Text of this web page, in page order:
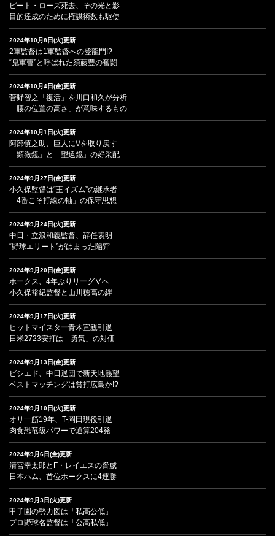
ピート・ローズ死去、その光と影
目的達成のために権謀術数も駆使
2024年10月8日(火)更新
2軍監督は1軍監督への登龍門!?
“鬼軍曹”と呼ばれた須藤豊の奮闘
2024年10月4日(金)更新
菅野智之「復活」を川口和久が分析
「腰の位置の高さ」が意味するもの
2024年10月1日(火)更新
阿部慎之助、巨人にVを取り戻す
「顕微鏡」と「望遠鏡」の好采配
2024年9月27日(金)更新
小久保監督は“王イズム”の継承者
「4番こそ打線の軸」の保守思想
2024年9月24日(火)更新
中日・立浪和義監督、辞任表明
“野球エリート”がはまった陥穽
2024年9月20日(金)更新
ホークス、4年ぶりリーグⅤへ
小久保裕紀監督と山川穂高の絆
2024年9月17日(火)更新
ヒットマイスター青木宣親引退
日米2723安打は「勇気」の対価
2024年9月13日(金)更新
ビシエド、中日退団で新天地熱望
ベストマッチングは貧打広島か!?
2024年9月10日(火)更新
オリ一筋19年、T-岡田現役引退
肉食恐竜級パワーで通算204発
2024年9月6日(金)更新
清宮幸太郎とF・レイエスの脅威
日本ハム、首位ホークスに4連勝
2024年9月3日(火)更新
甲子園の勢力図は「私高公低」
プロ野球名監督は「公高私低」